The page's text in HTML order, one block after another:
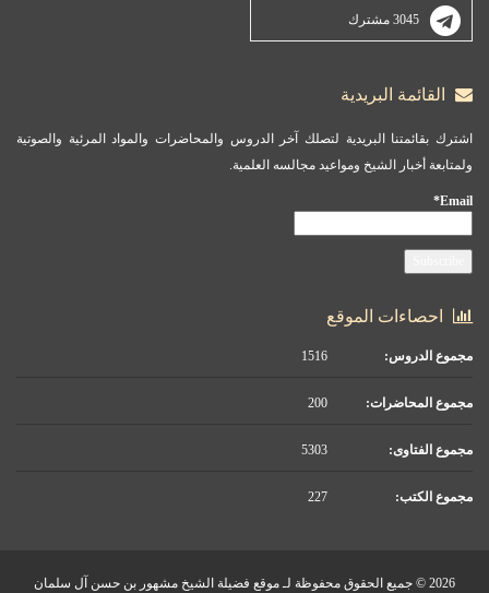
3045 مشترك
القائمة البريدية
اشترك بقائمتنا البريدية لتصلك آخر الدروس والمحاضرات والمواد المرئية والصوتية
ولمتابعة أخبار الشيخ ومواعيد مجالسه العلمية.
Email*
احصاءات الموقع
مجموع الدروس:
مجموع المحاضرات:
مجموع الفتاوى:
مجموع الكتب:
2026 © جميع الحقوق محفوظة لـ موقع فضيلة الشيخ مشهور بن حسن آل سلمان